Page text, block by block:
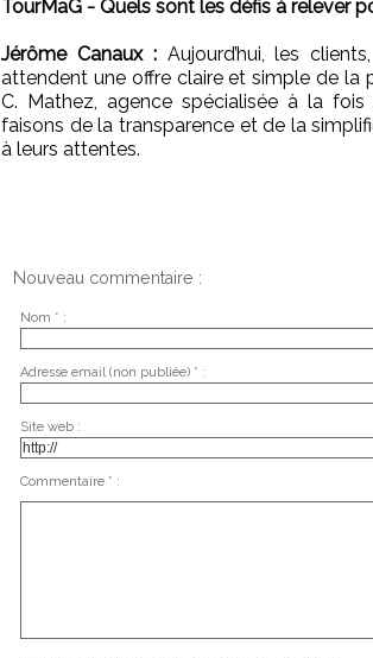
TourMaG - Quels sont les défis à relever
Jérôme Canaux :Aujourd’hui, les
attendent une offre claire et simple de la
C. Mathez, agence spécialisée à la
faisons de la transparence et de la
à leurs attentes.
Nouveau commentaire :
Nom * :
Adresse email (non publiée) * :
Site web :
Commentaire * :